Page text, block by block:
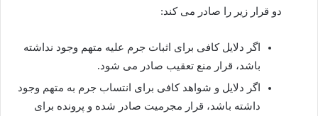
دو قرار زیر را صادر می کند:
اگر دلایل کافی برای اثبات جرم علیه متهم وجود نداشته
باشد، قرار منع تعقیب صادر می شود.
اگر دلایل و شواهد کافی برای انتساب جرم به متهم وجود
داشته باشد، قرار مجرمیت صادر شده و پرونده برای